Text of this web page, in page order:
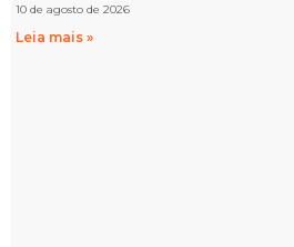
10 de agosto de 2026
Leia mais »